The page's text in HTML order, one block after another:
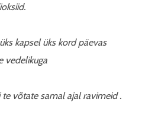
kapsel üks kord päevas
vedelikuga
võtate samal ajal ravimeid .